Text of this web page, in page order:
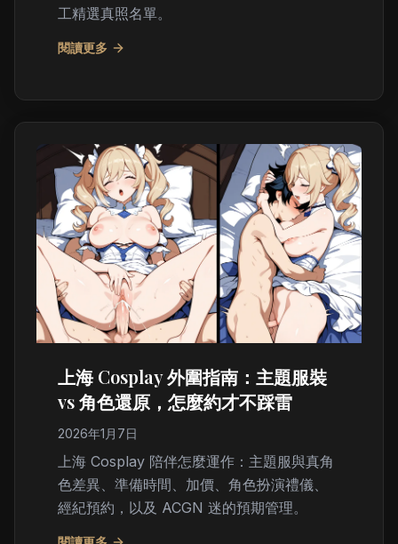
工精選真照名單。
閱讀更多
上海 Cosplay 外圍指南：主題服裝
vs 角色還原，怎麼約才不踩雷
2026年1月7日
上海 Cosplay 陪伴怎麼運作：主題服與真角
色差異、準備時間、加價、角色扮演禮儀、
經紀預約，以及 ACGN 迷的預期管理。